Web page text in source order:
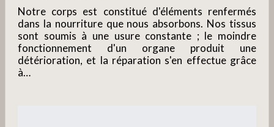
Notre corps est constitué d'éléments renfermés
dans la nourriture que nous absorbons. Nos tissus
sont soumis à une usure constante ; le moindre
fonctionnement d'un organe produit une
détérioration, et la réparation s'en effectue grâce
à…